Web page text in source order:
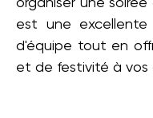
organiser une
est une excellente
d'équipe tout en
et de festivité à vos